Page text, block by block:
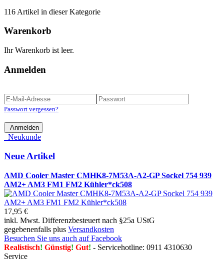
116 Artikel in dieser Kategorie
Warenkorb
Ihr Warenkorb ist leer.
Anmelden
Passwort vergessen?
Anmelden
Neukunde
Neue Artikel
AMD Cooler Master CMHK8-7M53A-A2-GP Sockel 754 939
AM2+ AM3 FM1 FM2 Kühler*ck508
17,95 €
inkl. Mwst. Differenzbesteuert nach §25a UStG
gegebenenfalls plus Versandkosten
Besuchen Sie uns auch auf Facebook
Realistisch! Günstig! Gut! - Servicehotline: 0911 4310630
Service